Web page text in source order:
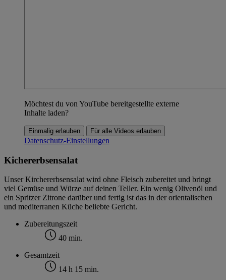
Möchtest du von YouTube bereitgestellte externe
Inhalte laden?
Einmalig erlauben Für alle Videos erlauben
Datenschutz-Einstellungen
Kichererbsensalat
Unser Kirchererbsensalat wird ohne Fleisch zubereitet und bringt
viel Gemüse und Würze auf deinen Teller. Ein wenig Olivenöl und
ein Spritzer Zitrone darüber und fertig ist das in der orientalischen
und mediterranen Küche beliebte Gericht.
Zubereitungszeit
40 min.
Gesamtzeit
14 h 15 min.